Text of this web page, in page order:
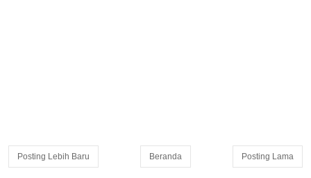
Posting Lebih Baru Posting Lama
Beranda